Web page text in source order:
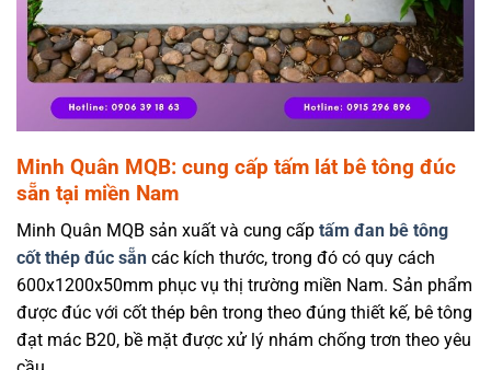
Minh Quân MQB: cung cấp tấm lát bê tông đúc
sẵn tại miền Nam
Minh Quân MQB sản xuất và cung cấp tấm đan bê tông
cốt thép đúc sẵn các kích thước, trong đó có quy cách
600x1200x50mm phục vụ thị trường miền Nam. Sản phẩm
được đúc với cốt thép bên trong theo đúng thiết kế, bê tông
đạt mác B20, bề mặt được xử lý nhám chống trơn theo yêu